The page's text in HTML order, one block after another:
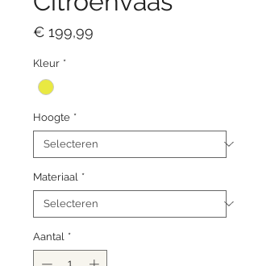
€ 199,99
Kleur *
Hoogte *
Materiaal *
Aantal *